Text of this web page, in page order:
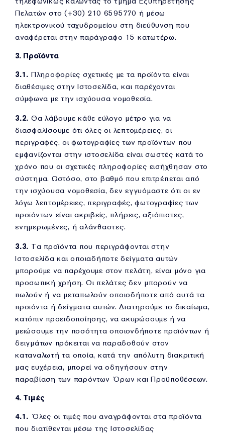
Πελατών στο (+30) 210 6595770 ή μέσω
ηλεκτρονικού ταχυδρομείου στη διεύθυνση που
αναφέρεται στην παράγραφο 15 κατωτέρω.
3. Προϊόντα
3.1. Πληροφορίες σχετικές με τα προϊόντα είναι
διαθέσιμες στην Ιστοσελίδα, και παρέχονται
σύμφωνα με την ισχύουσα νομοθεσία.
3.2. Θα λάβουμε κάθε εύλογο μέτρο για να
διασφαλίσουμε ότι όλες οι λεπτομέρειες, οι
περιγραφές, οι φωτογραφίες των προϊόντων που
εμφανίζονται στην ιστοσελίδα είναι σωστές κατά το
χρόνο που οι σχετικές πληροφορίες εισήχθησαν στο
σύστημα. Ωστόσο, στο βαθμό που επιτρέπεται από
την ισχύουσα νομοθεσία, δεν εγγυόμαστε ότι οι εν
λόγω λεπτομέρειες, περιγραφές, φωτογραφίες των
προϊόντων είναι ακριβείς, πλήρεις, αξιόπιστες,
ενημερωμένες, ή αλάνθαστες.
3.3. Τα προϊόντα που περιγράφονται στην
Ιστοσελίδα και οποιαδήποτε δείγματα αυτών
μπορούμε να παρέχουμε στον πελάτη, είναι μόνο για
προσωπική χρήση. Οι πελάτες δεν μπορούν να
πωλούν ή να μεταπωλούν οποιοδήποτε από αυτά τα
προϊόντα ή δείγματα αυτών. Διατηρούμε το δικαίωμα,
κατόπιν προειδοποίησης, να ακυρώσουμε ή να
μειώσουμε την ποσότητα οποιονδήποτε προϊόντων ή
δειγμάτων πρόκειται να παραδοθούν στον
καταναλωτή τα οποία, κατά την απόλυτη διακριτική
μας ευχέρεια, μπορεί να οδηγήσουν στην
παραβίαση των παρόντων Όρων και Προϋποθέσεων.
4. Τιμές
4.1. Όλες οι τιμές που αναγράφονται στα προϊόντα
που διατίθενται μέσω της Ιστοσελίδας